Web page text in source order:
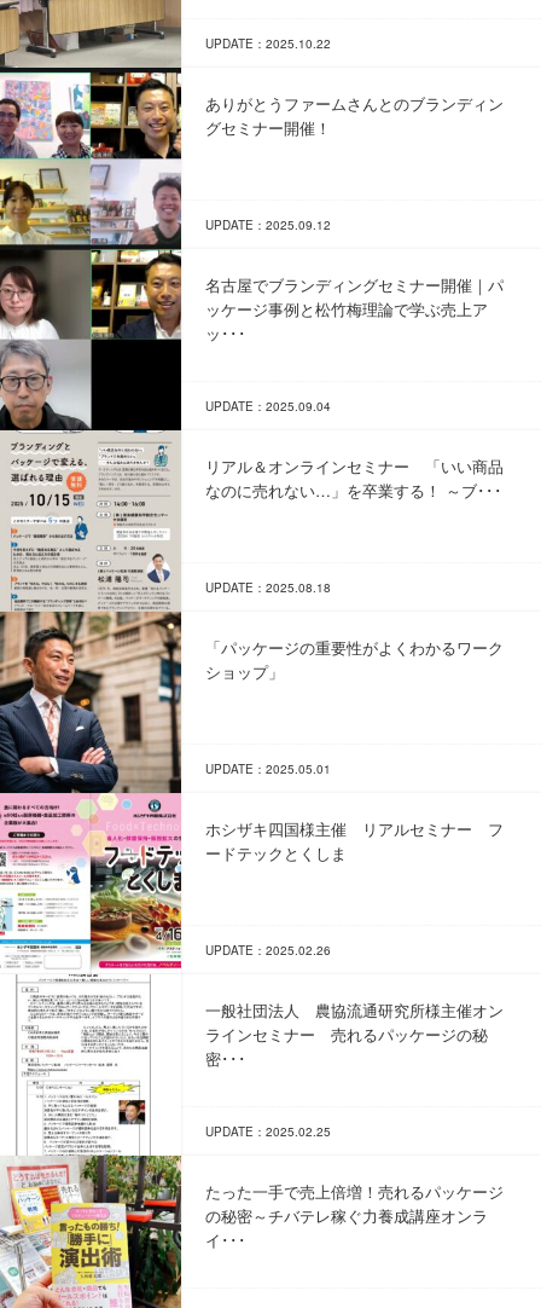
UPDATE：2025.10.22
ありがとうファームさんとのブランディン
グセミナー開催！
UPDATE：2025.09.12
名古屋でブランディングセミナー開催｜パ
ッケージ事例と松竹梅理論で学ぶ売上ア
ッ･･･
UPDATE：2025.09.04
リアル＆オンラインセミナー 「いい商品
なのに売れない…」を卒業する！ ～ブ･･･
UPDATE：2025.08.18
「パッケージの重要性がよくわかるワーク
ショップ」
UPDATE：2025.05.01
ホシザキ四国様主催 リアルセミナー フ
ードテックとくしま
UPDATE：2025.02.26
一般社団法人 農協流通研究所様主催オン
ラインセミナー 売れるパッケージの秘
密･･･
UPDATE：2025.02.25
たった一手で売上倍増！売れるパッケージ
の秘密～チバテレ稼ぐ力養成講座オンラ
イ･･･